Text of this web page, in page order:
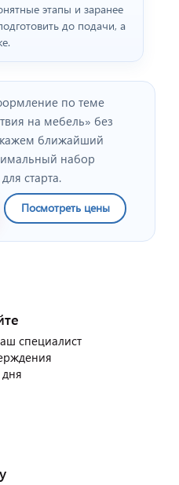
этапы и заранее
до подачи, а
по теме
на мебель» без
ближайший
набор
старта.
Посмотреть цены
специалист